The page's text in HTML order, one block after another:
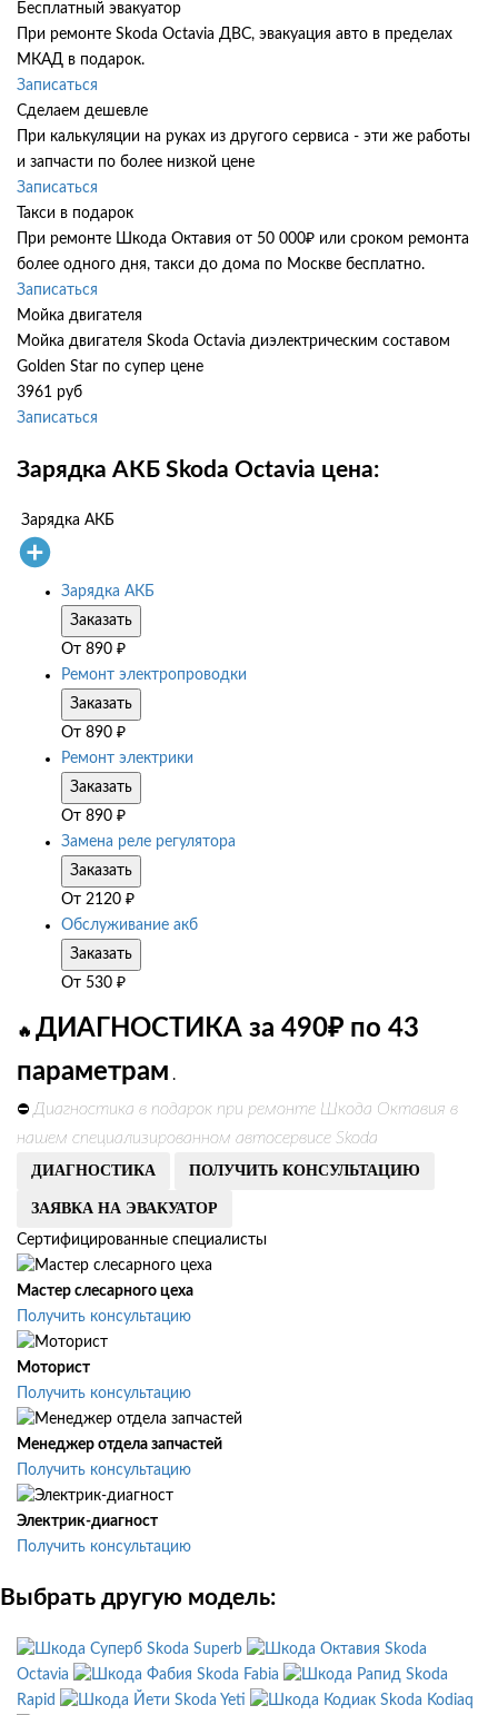
Бесплатный эвакуатор
При ремонте Skoda Octavia ДВС, эвакуация авто в пределах
МКАД в подарок.
Записаться
Сделаем дешевле
При калькуляции на руках из другого сервиса - эти же работы
и запчасти по более низкой цене
Записаться
Такси в подарок
При ремонте Шкода Октавия от 50 000₽ или сроком ремонта
более одного дня, такси до дома по Москве бесплатно.
Записаться
Мойка двигателя
Мойка двигателя Skoda Octavia диэлектрическим составом
Golden Star по супер цене
3961 руб
Записаться
Зарядка АКБ Skoda Octavia цена:
Зарядка АКБ
Зарядка АКБ
Заказать
От 890 ₽
Ремонт электропроводки
Заказать
От 890 ₽
Ремонт электрики
Заказать
От 890 ₽
Замена реле регулятора
Заказать
От 2120 ₽
Обслуживание акб
Заказать
От 530 ₽
🔥 ДИАГНОСТИКА за 490₽ по 43
параметрам .
⛔ Диагностика в подарок при ремонте Шкода Октавия в
нашем специализированном автосервисе Skoda
ДИАГНОСТИКА ПОЛУЧИТЬ КОНСУЛЬТАЦИЮ
ЗАЯВКА НА ЭВАКУАТОР
Сертифицированные специалисты
Мастер слесарного цеха
Получить консультацию
Моторист
Получить консультацию
Менеджер отдела запчастей
Получить консультацию
Электрик-диагност
Получить консультацию
Выбрать другую модель:
Skoda Superb
Skoda
Octavia
Skoda Fabia
Skoda
Rapid
Skoda Yeti Skoda Kodiaq